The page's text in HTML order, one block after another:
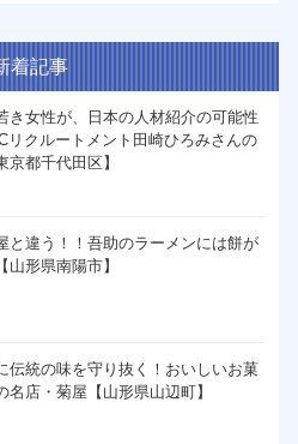
着記事
き女性が、日本の人材紹介の可能性
リクルートメント田崎ひろみさんの
京都千代田区】
と違う！！吾助のラーメンには餅が
山形県南陽市】
伝統の味を守り抜く！おいしいお菓
名店・菊屋【山形県山辺町】